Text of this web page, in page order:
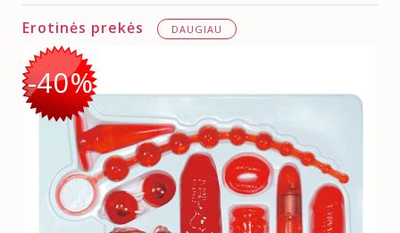
Erotinės prekės DAUGIAU
-40%